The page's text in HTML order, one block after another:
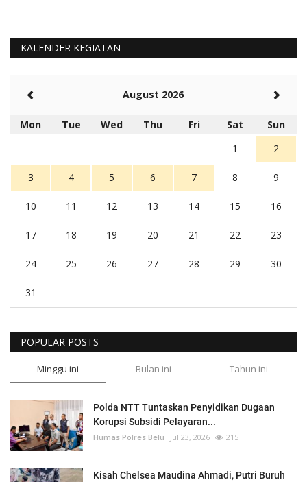
KALENDER KEGIATAN
August 2026
Mon Tue Wed Thu Fri Sat
Sun
1
2
3 4 5 6 7 8 9
10 11 12 13 14 15 16
17 18 19 20 21 22 23
24 25 26 27 28 29 30
31
POPULAR POSTS
Minggu ini Bulan ini Tahun ini
Polda NTT Tuntaskan Penyidikan Dugaan
Korupsi Subsidi Pelayaran...
Humas Polres Belu Jul 23, 2026 215
Kisah Chelsea Maudina Ahmadi, Putri Buruh